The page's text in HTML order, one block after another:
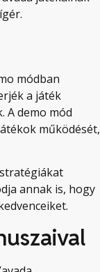
módban
a játék
A demo mód
működését,
annak is, hogy